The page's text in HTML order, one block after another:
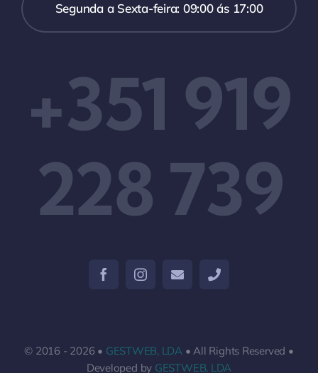
Segunda a Sexta-feira: 09:00 ás 17:00
+351 919
228 739
© 2016 - 2026 • GESTWEB, LDA • All Rights Reserved •
Developed by GESTWEB, LDA